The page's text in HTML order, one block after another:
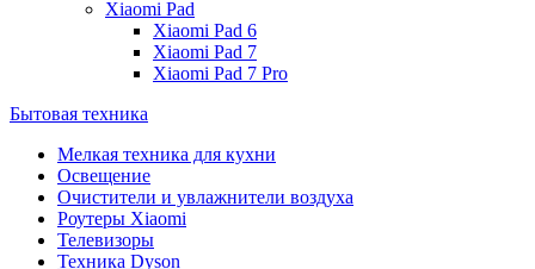
Xiaomi Pad
Xiaomi Pad 6
Xiaomi Pad 7
Xiaomi Pad 7 Pro
Бытовая техника
Мелкая техника для кухни
Освещение
Очистители и увлажнители воздуха
Роутеры Xiaomi
Телевизоры
Техника Dyson